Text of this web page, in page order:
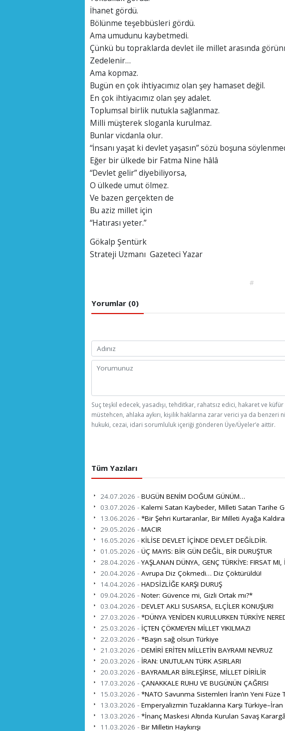
İhanet gördü.
Bölünme teşebbüsleri gördü.
Ama umudunu kaybetmedi.
Çünkü bu topraklarda devlet ile millet arasında
Zedelenir…
Ama kopmaz.
Bugün en çok ihtiyacımız olan şey hamaset değil.
En çok ihtiyacımız olan şey adalet.
Toplumsal birlik nutukla sağlanmaz.
Milli müşterek sloganla kurulmaz.
Bunlar vicdanla olur.
“İnsanı yaşat ki devlet yaşasın” sözü boşuna
Eğer bir ülkede bir Fatma Nine hâlâ
“Devlet gelir” diyebiliyorsa,
O ülkede umut ölmez.
Ve bazen gerçekten de
Bu aziz millet için
“Hatırası yeter.”
Gökalp Şentürk
Strateji Uzmanı Gazeteci Yazar
#
Yorumlar (0)
Suç teşkil edecek, yasadışı, tehditkar, rahatsız edici, hakaret ve küfür
müstehcen, ahlaka aykırı, kişilik haklarına zarar verici ya da
hukuki, cezai, idari sorumluluk içeriği gönderen Üye/Üyeler’e aittir.
Tüm Yazıları
24.07.2026 - BUGÜN BENİM DOĞUM GÜNÜM…
03.07.2026 - Kalemi Satan Kaybeder, Milleti Satan Tarihe
13.06.2026 - *Bir Şehri Kurtaranlar, Bir Milleti Ayağa
29.05.2026 - MACIR
16.05.2026 - KİLİSE DEVLET İÇİNDE DEVLET DEĞİLDİR.
01.05.2026 - ÜÇ MAYIS: BİR GÜN DEĞİL, BİR DURUŞTUR
28.04.2026 -YAŞLANAN DÜNYA, GENÇ TÜRKİYE: FIRSAT
20.04.2026 - Avrupa Diz Çökmedi… Diz Çöktürüldü!
14.04.2026 - HADSİZLİĞE KARŞI DURUŞ
09.04.2026 - Noter: Güvence mi, Gizli Ortak mı?*
03.04.2026 - DEVLET AKLI SUSARSA, ELÇİLER KONUŞUR!
27.03.2026 - *DÜNYA YENİDEN KURULURKEN TÜRKİYE
25.03.2026 - İÇTEN ÇÖKMEYEN MİLLET YIKILMAZ!
22.03.2026 - *Başın sağ olsun Türkiye
21.03.2026 - DEMİRİ ERİTEN MİLLETİN BAYRAMI NEVRUZ
20.03.2026 - İRAN: UNUTULAN TÜRK ASIRLARI
20.03.2026 - BAYRAMLAR BİRLEŞİRSE, MİLLET DİRİLİR
17.03.2026 - ÇANAKKALE RUHU VE BUGÜNÜN ÇAĞRISI
15.03.2026 - *NATO Savunma Sistemleri İran’ın Yeni Füze
13.03.2026 - Emperyalizmin Tuzaklarına Karşı Türkiye–İran
13.03.2026 - *İnanç Maskesi Altında Kurulan Savaş
11.03.2026 - Bir Milletin Haykırışı